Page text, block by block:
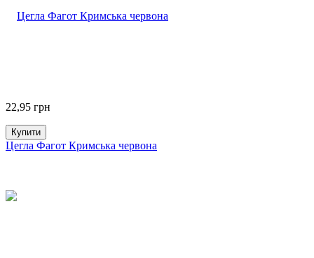
22,95 грн
Купити
Цегла Фагот Кримська червона